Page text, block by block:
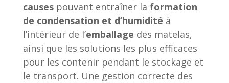
causespouvant entraîner la formation
de condensation et d’humidité à
l’intérieur de l’emballage des matelas,
ainsi que les solutions les plus efficaces
pour les contenir pendant le stockage et
le transport. Une gestion correcte des